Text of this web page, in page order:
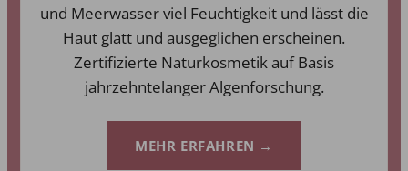
und Meerwasser viel Feuchtigkeit und lässt die
Haut glatt und ausgeglichen erscheinen.
Zertifizierte Naturkosmetik auf Basis
jahrzehntelanger Algenforschung.
MEHR ERFAHREN →